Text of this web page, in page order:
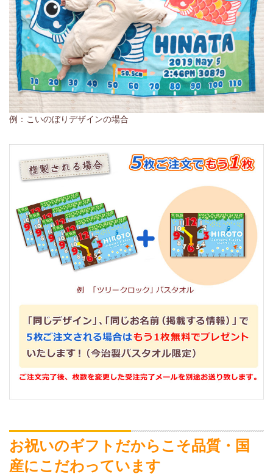
例：こいのぼりデザインの場合
お祝いのギフトだからこそ品質・国
産にこだわっています